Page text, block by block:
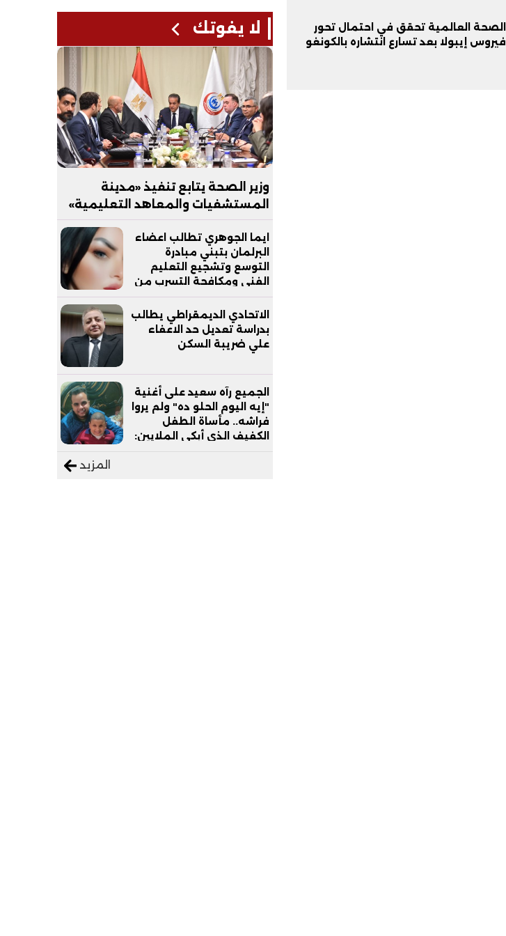
الصحة العالمية تحقق في احتمال تحور
فيروس إيبولا بعد تسارع انتشاره بالكونغو
لا يفوتك
وزير الصحة يتابع تنفيذ «مدينة
المستشفيات والمعاهد التعليمية»
بالعاصمة الجديدة
ايما الجوهري تطالب اعضاء
البرلمان بتبني مبادرة
التوسع وتشجيع التعليم
الفني ومكافحة التسرب من
التعليم
الاتحادي الديمقراطي يطالب
بدراسة تعديل حد الاعفاء
علي ضريبة السكن
الجميع رآه سعيد على أغنية
"إيه اليوم الحلو ده" ولم يروا
فراشه.. مأساة الطفل
الكفيف الذي أبكى الملايين:
المزيد